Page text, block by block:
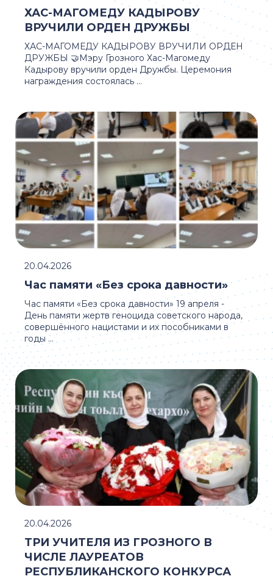
ХАС-МАГОМЕДУ КАДЫРОВУ ВРУЧИЛИ ОРДЕН
ДРУЖБЫ 🤝Мэру Грозного Хас-Магомеду
Кадырову вручили орден Дружбы. Церемония
награждения состоялась ...
ХАС-МАГОМЕДУ КАДЫРОВУ
ВРУЧИЛИ ОРДЕН ДРУЖБЫ
Час памяти «Без срока давности» 19 апреля -
День памяти жертв геноцида советского народа,
совершённого нацистами и их пособниками в
годы ...
Час памяти «Без срока давности»
20.04.2026
ТРИ УЧИТЕЛЯ ИЗ ГРОЗНОГО В
ЧИСЛЕ ЛАУРЕАТОВ
РЕСПУБЛИКАНСКОГО КОНКУРСА
20.04.2026